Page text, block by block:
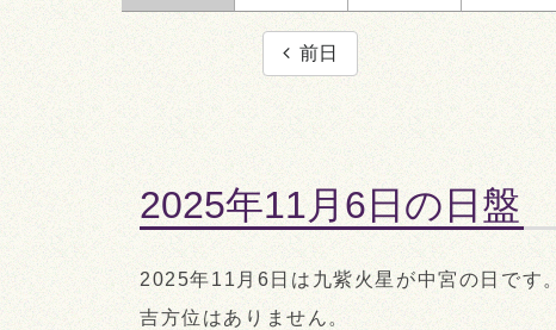
前日
2025年11月6日の日盤
2025年11月6日は九紫火星が中宮の日です。
吉方位はありません。